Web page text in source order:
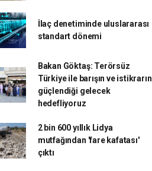
İlaç denetiminde uluslararası
standart dönemi
Bakan Göktaş: Terörsüz
Türkiye ile barışın ve istikrarın
güçlendiği gelecek
hedefliyoruz
2 bin 600 yıllık Lidya
mutfağından 'fare kafatası'
çıktı